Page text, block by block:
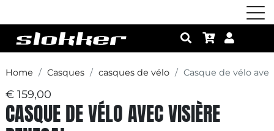
Home Casques casques de vélo Casque de vélo
€ 159,00
CASQUE DE VÉLO AVEC VISIÈRE